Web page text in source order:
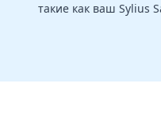
такие как ваш Sylius